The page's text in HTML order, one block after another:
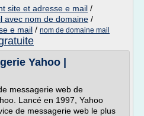
site et adresse e mail /
avec nom de domaine /
e mail / nom de domaine mail
Yahoo |
messagerie web de
Lancé en 1997, Yahoo
de messagerie web le plus